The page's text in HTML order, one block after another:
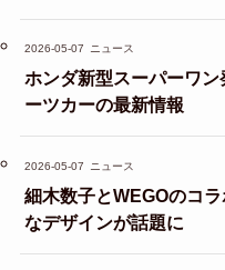
2026-05-07 ニュース
ホンダ新型スーパーワ
ーツカーの最新情報
2026-05-07 ニュース
細木数子とWEGOのコ
なデザインが話題に